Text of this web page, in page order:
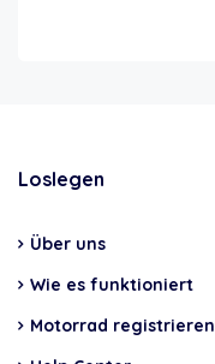
Loslegen
Über uns
Wie es funktioniert
Motorrad registrieren